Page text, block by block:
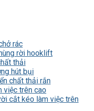
rác
rời hooklift
thải
hút bụi
chất thải rắn
việc trên cao
cắt kéo làm việc trên